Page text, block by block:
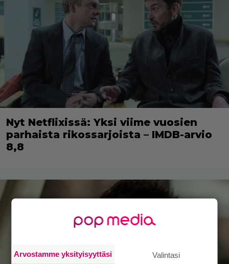
Nyt Netflixissä: Yksi viime vuosien
parhaista rikossarjoista – IMDB-arvio
8,8
Arvostamme yksityisyyttäsi Valintasi